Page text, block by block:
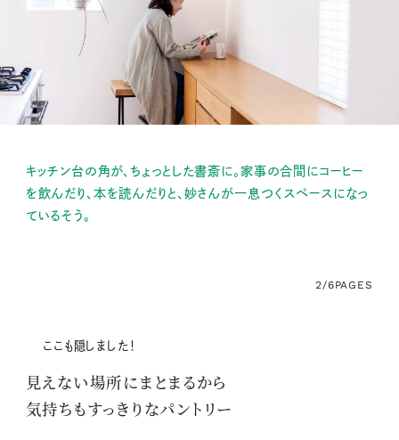
キッチン台の角が、ちょっとした書斎に。家事の合間にコーヒー
を飲んだり、本を読んだりと、妙さんが一息つくスペースになっ
ているそう。
2/6PAGES
ここも隠しました！
見えない場所にまとまるから
気持ちもすっきりなパントリー